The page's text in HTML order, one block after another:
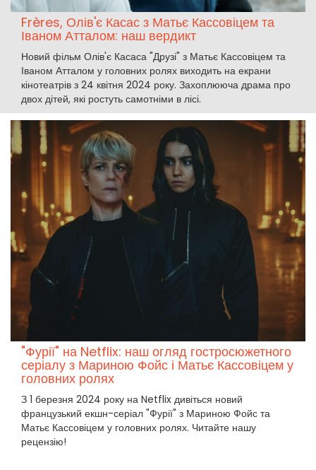
Frères, Олів'є Касас з Матьє Кассовіцем та
Іваном Атталом: наш вердикт
Новий фільм Олів'є Касаса "Друзі" з Матьє Кассовіцем та
Іваном Атталом у головних ролях виходить на екрани
кінотеатрів з 24 квітня 2024 року. Захоплююча драма про
двох дітей, які ростуть самотніми в лісі.
"Фурії" на Netflix: наш огляд гостросюжетного
серіалу з Мариною Фойс і Матьє Кассовіцем у
головних ролях
З 1 березня 2024 року на Netflix дивіться новий
французький екшн-серіал "Фурії" з Мариною Фойс та
Матьє Кассовіцем у головних ролях. Читайте нашу
рецензію!